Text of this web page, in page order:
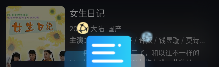
女生日记
2005 大陆 国产
主演：
马雅舒 / 许双 / 钱昱璇 / 莫诗旎
冉冬阳今年上初二了，和以往不一样的
是，她和她的几个好朋友梅小雅、莫欣儿、小